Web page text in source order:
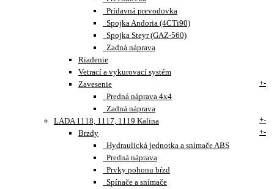
Prídavná prevodovka
Spojka Andoria (4CTi90)
Spojka Steyr (GAZ-560)
Zadná náprava
Riadenie
Vetrací a vykurovací systém
Zavesenie
+-
Predná náprava 4x4
Zadná náprava
LADA 1118, 1117, 1119 Kalina
+-
Brzdy
+-
Hydraulická jednotka a snímače ABS
Predná náprava
Prvky pohonu bŕzd
Spínače a snímače